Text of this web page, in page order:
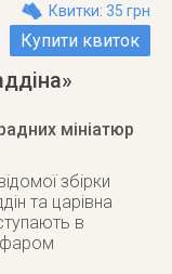
Квитки: 35 грн
Купити квиток
мініатюр
збірки
та царівна
в